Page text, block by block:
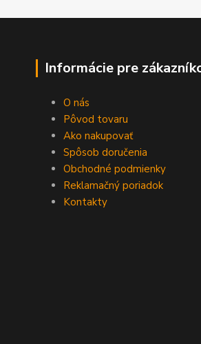
Informácie pre
O nás
Pôvod tovaru
Ako nakupovať
Spôsob doručenia
Obchodné podmienky
Reklamačný poriadok
Kontakty